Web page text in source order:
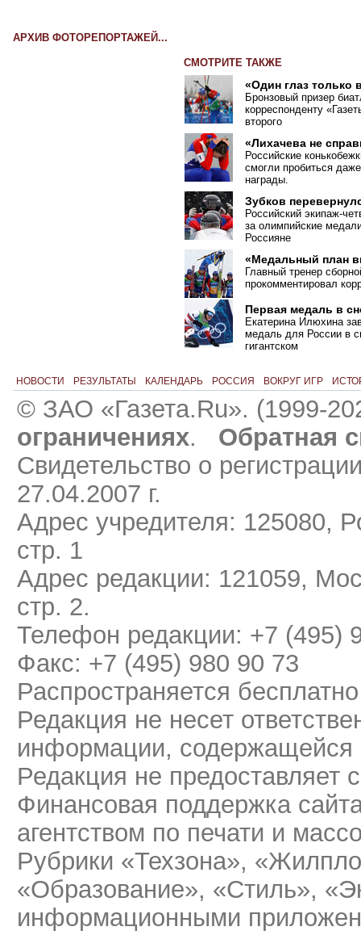
АРХИВ ФОТОРЕПОРТАЖЕЙ...
СМОТРИТЕ ТАКЖЕ
«Один глаз только
Бронзовый призер
корреспонденту «
второго
«Лихачева не
Российские
смогли пробиться
награды.
Зубков
Российский экипаж-
за олимпийские
Россияне
«Медальный план
Главный тренер
прокомментировал
Первая медаль в
Екатерина Илюхина
медаль для России в
гигантском
НОВОСТИ РЕЗУЛЬТАТЫ КАЛЕНДАРЬ РОССИЯ ВОКРУГ ИГР
© ЗАО «Газета.Ru». (1999-
ограничениях.
Обратная
Свидетельство о
27.04.2007 г.
Адрес учредителя: 125080,
стр. 1
Адрес редакции: 121059,
стр. 2.
Телефон редакции: +7 (495)
Факс: +7 (495) 980 90 73
Распространяется бесплатно
Редакция не несет
информации, содержащейся
Редакция не предоставляет
Финансовая поддержка
агентством по печати и
Рубрики «Техзона»,
«Образование», «Стиль»,
информационными